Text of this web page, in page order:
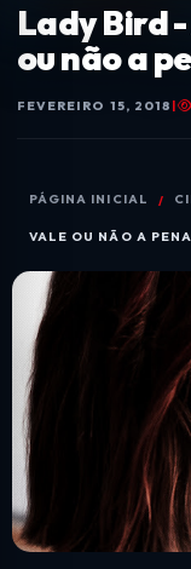
Lady Bird
ou não a
FEVEREIRO 15, 2018 |
PÁGINA INICIAL
VALE OU NÃO A